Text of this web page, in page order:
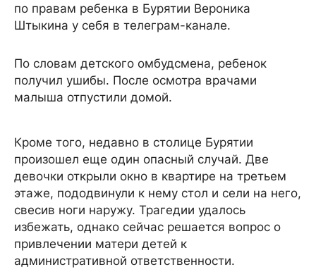
по правам ребенка в Бурятии Вероника
Штыкина у себя в телеграм-канале.
По словам детского омбудсмена, ребенок
получил ушибы. После осмотра врачами
малыша отпустили домой.
Кроме того, недавно в столице Бурятии
произошел еще один опасный случай. Две
девочки открыли окно в квартире на третьем
этаже, пододвинули к нему стол и сели на него,
свесив ноги наружу. Трагедии удалось
избежать, однако сейчас решается вопрос о
привлечении матери детей к
административной ответственности.